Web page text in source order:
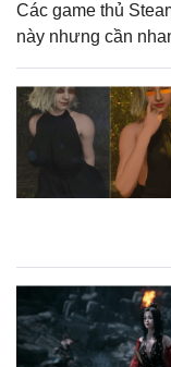
Các game thủ
này nhưng cần